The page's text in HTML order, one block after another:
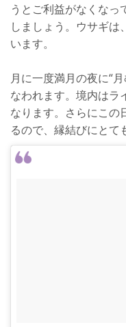
うとご利益がなくなっ
しましょう。ウサギ
います。
月に一度満月の夜に“
なわれます。境内はラ
なります。さらにこの
るので、縁結びにとて